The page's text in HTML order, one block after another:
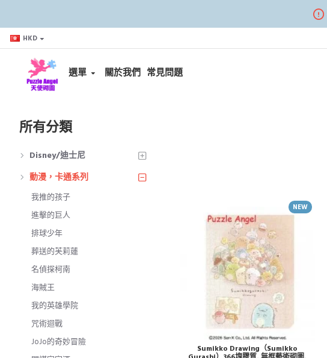
HKD
選單 關於我們 常見問題
所有分類
Disney/迪士尼
動漫，卡通系列
我推的孩子
進擊的巨人
排球少年
葬送的芙莉蓮
名偵探柯南
海賊王
我的英雄學院
咒術迴戰
JoJo的奇妙冒險
NEW
Sumikko Drawing（Sumikko